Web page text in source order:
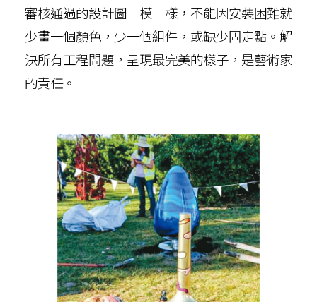
審核通過的設計圖一模一樣，不能因安裝困難就
少畫一個顏色，少一個組件，或缺少固定點。解
決所有工程問題，呈現最完美的樣子，是藝術家
的責任。